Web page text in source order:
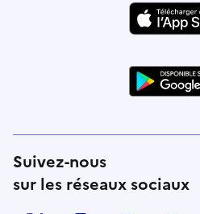
Suivez-nous
sur les réseaux sociaux